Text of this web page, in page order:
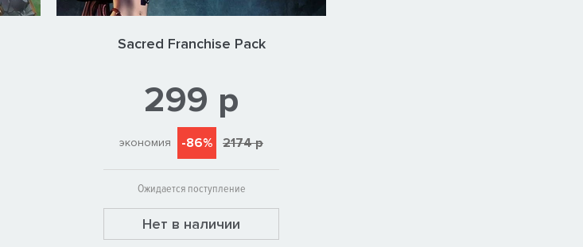
Sacred Franchise Pack
299 р
экономия -86% 2174 р
Ожидается поступление
Нет в наличии